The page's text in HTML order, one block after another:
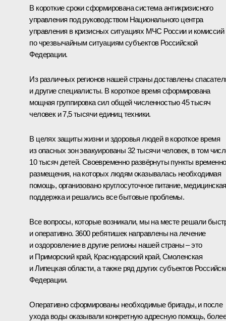
В короткие сроки сформирована система антикризисного
управления под руководством Национального центра
управления в кризисных ситуациях МЧС России и комиссий
по чрезвычайным ситуациям субъектов Российской
Федерации.
Из различных регионов нашей страны доставлены
и другие специалисты. В короткое время сформирована
мощная группировка сил общей численностью 45 тысяч
человек и 7,5 тысячи единиц техники.
В целях защиты жизни и здоровья людей в короткое время
из опасных зон эвакуированы 32 тысячи человек, в том
10 тысяч детей. Своевременно развёрнуты пункты
размещения, на которых людям оказывалась необходимая
помощь, организовано круглосуточное питание, медицинская
поддержка и решались все бытовые проблемы.
Все вопросы, которые возникали, мы на месте решали
и оперативно. 3600 ребятишек направлены на лечение
и оздоровление в другие регионы нашей страны – это
и Приморский край, Краснодарский край, Смоленская
и Липецкая области, а также ряд других субъектов
Федерации.
Оперативно сформированы необходимые бригады, и после
ухода воды оказывали конкретную адресную помощь, более